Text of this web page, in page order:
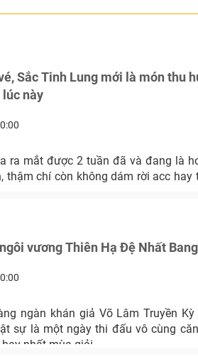
Sắc Tinh Lung mới là món thu
này
ra mắt được 2 tuần đã và đang là
thậm chí còn không dám rời acc hay
vương Thiên Hạ Đệ Nhất
ngàn khán giả Võ Lâm Truyền Kỳ
sự là một ngày thi đấu vô cùng
nhất mùa giải.